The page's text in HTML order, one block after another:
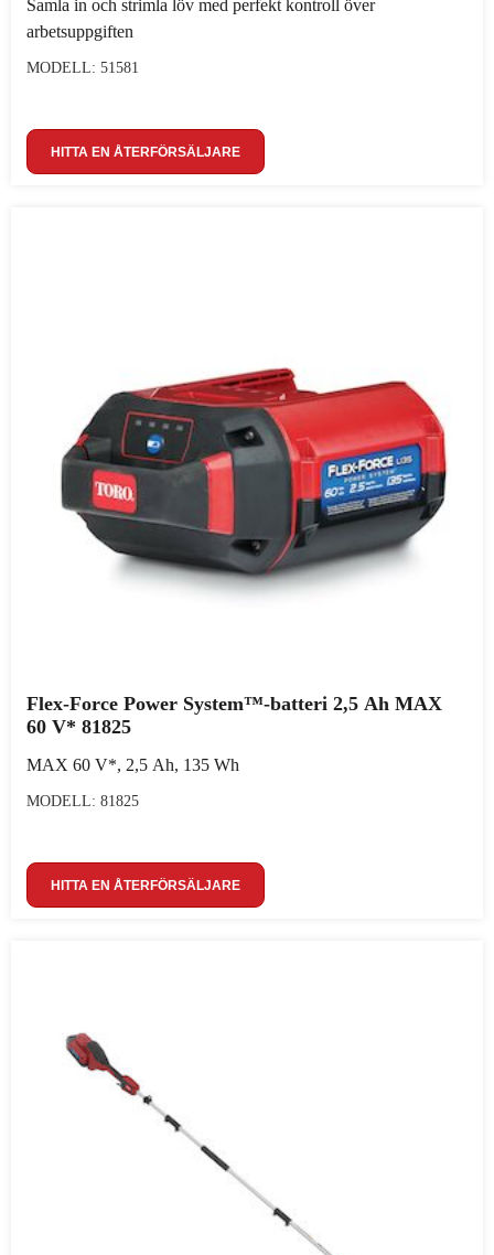
Samla in och strimla löv med perfekt kontroll över
arbetsuppgiften
MODELL: 51581
HITTA EN ÅTERFÖRSÄLJARE
Flex-Force Power System™-batteri 2,5 Ah MAX
60 V* 81825
MAX 60 V*, 2,5 Ah, 135 Wh
MODELL: 81825
HITTA EN ÅTERFÖRSÄLJARE